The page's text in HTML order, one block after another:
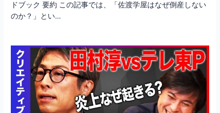
ドブック 要約 この記事では、「佐渡学屋はなぜ倒産しない
のか？」とい…